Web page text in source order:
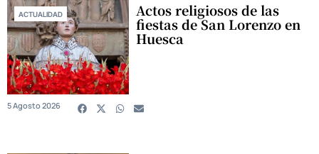
ACTUALIDAD Actos religiosos de las
fiestas de San Lorenzo en
Huesca
5 Agosto 2026